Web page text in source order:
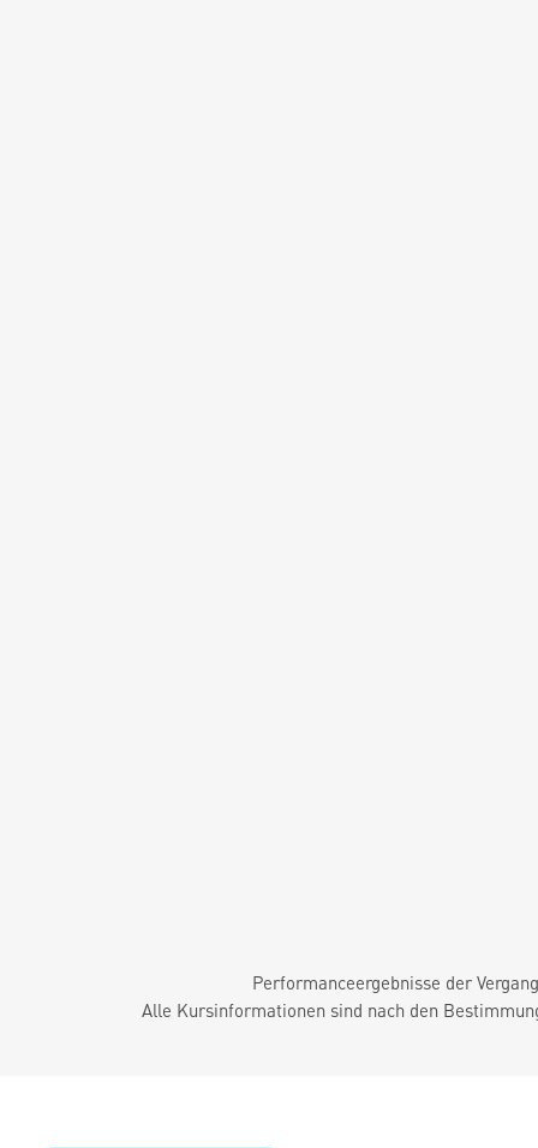
Performanceergebnisse der
Alle Kursinformationen sind nach den